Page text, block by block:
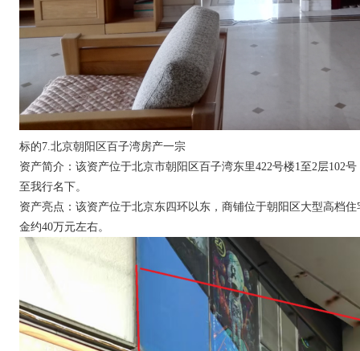
标的7.北京朝阳区百子湾房产一宗
资产简介：该资产位于北京市朝阳区百子湾东里422号楼1至2层102
至我行名下。
资产亮点：该资产位于北京东四环以东，商铺位于朝阳区大型高档
金约40万元左右。